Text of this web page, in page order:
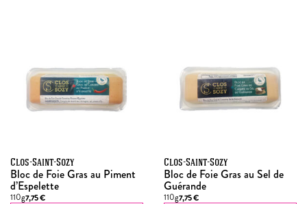
Clos-Saint-Sozy
Bloc de Foie Gras au Piment
d’Espelette
110g7,75€
Clos-Saint-Sozy
Bloc de Foie Gras au Sel de
Guérande
110g7,75€